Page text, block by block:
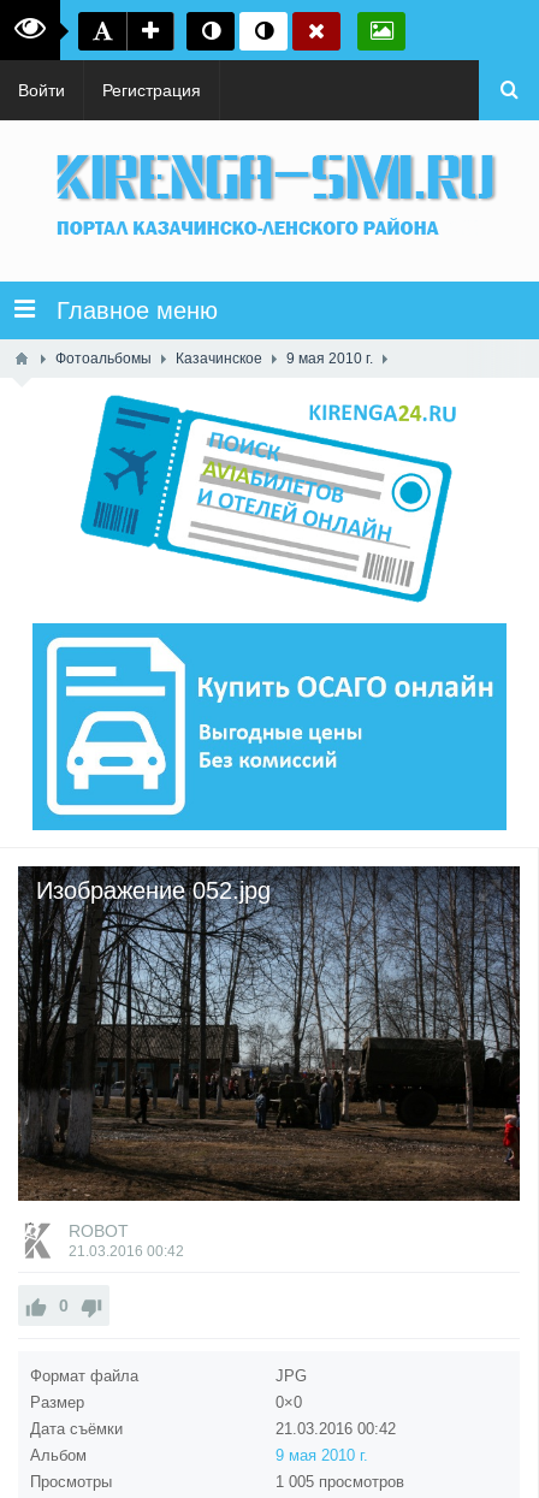
Войти Регистрация
Главное меню
Фотоальбомы Казачинское 9 мая 2010 г.
Изображение 052.jpg
ROBOT
21.03.2016 00:42
0
Формат файла
JPG
Размер
0×0
Дата съёмки
21.03.2016 00:42
Альбом
9 мая 2010 г.
Просмотры
1 005 просмотров